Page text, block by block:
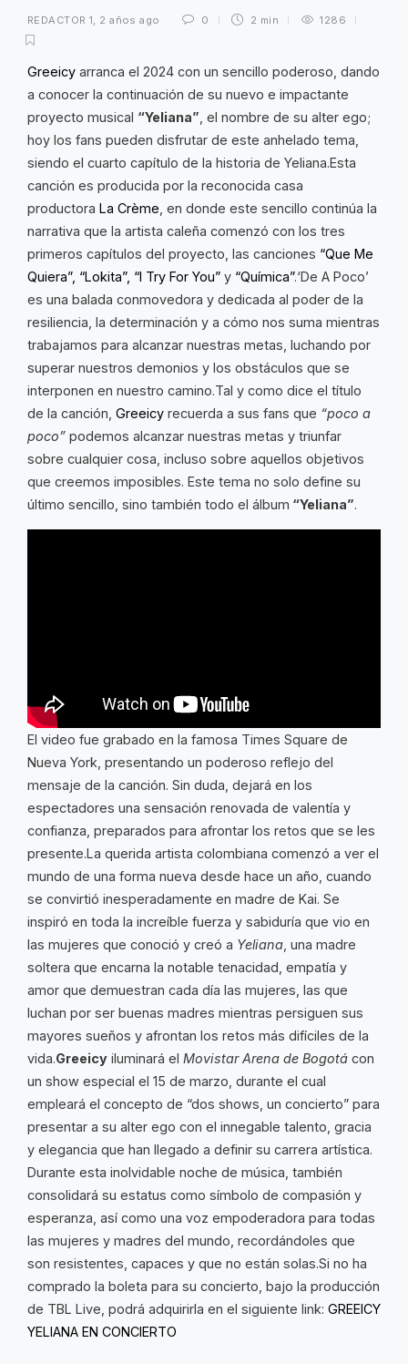
REDACTOR 1, 2 años ago 0 2 min 1286
Greeicy arranca el 2024 con un sencillo poderoso, dando
a conocer la continuación de su nuevo e impactante
proyecto musical “Yeliana” , el nombre de su alter ego;
hoy los fans pueden disfrutar de este anhelado tema,
siendo el cuarto capítulo de la historia de Yeliana.Esta
canción es producida por la reconocida casa
productora La Crème , en donde este sencillo continúa la
narrativa que la artista caleña comenzó con los tres
primeros capítulos del proyecto, las canciones “Que Me
Quiera”, “Lokita”, “I Try For You” y “Química”.‘De A Poco’
es una balada conmovedora y dedicada al poder de la
resiliencia, la determinación y a cómo nos suma mientras
trabajamos para alcanzar nuestras metas, luchando por
superar nuestros demonios y los obstáculos que se
interponen en nuestro camino.Tal y como dice el título
de la canción, Greeicy recuerda a sus fans que “poco a
poco” podemos alcanzar nuestras metas y triunfar
sobre cualquier cosa, incluso sobre aquellos objetivos
que creemos imposibles. Este tema no solo define su
último sencillo, sino también todo el álbum “Yeliana”.
El video fue grabado en la famosa Times Square de
Nueva York, presentando un poderoso reflejo del
mensaje de la canción. Sin duda, dejará en los
espectadores una sensación renovada de valentía y
confianza, preparados para afrontar los retos que se les
presente.La querida artista colombiana comenzó a ver el
mundo de una forma nueva desde hace un año, cuando
se convirtió inesperadamente en madre de Kai. Se
inspiró en toda la increíble fuerza y sabiduría que vio en
las mujeres que conoció y creó a Yeliana , una madre
soltera que encarna la notable tenacidad, empatía y
amor que demuestran cada día las mujeres, las que
luchan por ser buenas madres mientras persiguen sus
mayores sueños y afrontan los retos más difíciles de la
vida.Greeicy iluminará el Movistar Arena de Bogotá con
un show especial el 15 de marzo, durante el cual
empleará el concepto de “dos shows, un concierto” para
presentar a su alter ego con el innegable talento, gracia
y elegancia que han llegado a definir su carrera artística.
Durante esta inolvidable noche de música, también
consolidará su estatus como símbolo de compasión y
esperanza, así como una voz empoderadora para todas
las mujeres y madres del mundo, recordándoles que
son resistentes, capaces y que no están solas.Si no ha
comprado la boleta para su concierto, bajo la producción
de TBL Live, podrá adquirirla en el siguiente link: GREEICY
YELIANA EN CONCIERTO